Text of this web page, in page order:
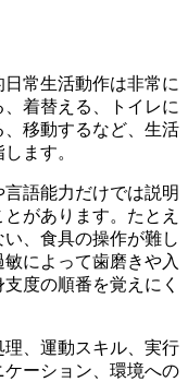
常生活動作は非常に
着替える、トイレに
移動するなど、生活
ます。
語能力だけでは説明
があります。たとえ
、食具の操作が難し
によって歯磨きや入
度の順番を覚えにく
、運動スキル、実行
ーション、環境への